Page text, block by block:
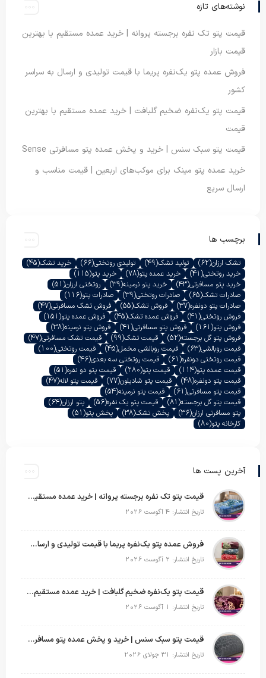
نوشته‌های تازه
قیمت پتو تک نفره برجسته پروانه | خرید عمده مستقیم با بهترین
قیمت بازار
فروش عمده پتو یک‌نفره پریما با قیمت تولیدی و ارسال به سراسر
کشور
قیمت پتو یک‌نفره ضخیم گلبافت | خرید عمده مستقیم با بهترین
قیمت
قیمت پتو سبک سنس | خرید و پخش عمده پتو مسافرتی Sense
خرید عمده پتو مینک برای موکب‌های اربعین | قیمت مناسب و
ارسال سریع
برچسب ها
تشک ارزان(62) تولید تشک(49) تولیدی روتختی(66) خرید تشک(45)
خرید روتختی(41) خرید عمده پتو(78) خرید پتو(115)
خرید پتو مسافرتی(43) خرید پتو نرمینه(39) روتختی ارزان(51)
صادرات تشک(65) صادرات روتختی(39) صادرات پتو(116)
صادرات پتو دونفره(37) فروش تشک(55) فروش تشک مسافرتی(47)
فروش روتختی(41) فروش عمده تشک(45) فروش عمده پتو(151)
فروش پتو(161) فروش پتو مسافرتی(41) فروش پتو نرمینه(38)
فروش پتو گل برجسته(52) قیمت تشک(99) قیمت تشک مسافرتی(47)
قیمت روبالشی(63) قیمت روبالشی مخمل(45) قیمت روتختی(100)
قیمت روتختی دونفره(61) قیمت روتختی سه بعدی(46)
قیمت عمده پتو(114) قیمت پتو(280) قیمت پتو دو نفره(51)
قیمت پتو دونفره(48) قیمت پتو شادیلون(77) قیمت پتو لاله(47)
قیمت پتو مسافرتی(61) قیمت پتو نرمینه(54)
قیمت پتو گل برجسته(81) قیمت پتو یک نفره(56) پتو ارزان(64)
پتو مسافرتی ارزان(36) پخش تشک(38) پخش پتو(51)
کارخانه پتو(80)
آخرین پست ها
قیمت پتو تک نفره برجسته پروانه | خرید عمده مستقیم با بهترین قیمت بازار
تاریخ انتشار: 4 آگوست 2026
فروش عمده پتو یک‌نفره پریما با قیمت تولیدی و ارسال به سراسر کشور
تاریخ انتشار: 2 آگوست 2026
قیمت پتو یک‌نفره ضخیم گلبافت | خرید عمده مستقیم با بهترین قیمت
تاریخ انتشار: 1 آگوست 2026
قیمت پتو سبک سنس | خرید و پخش عمده پتو مسافرتی Sense
تاریخ انتشار: 31 جولای 2026